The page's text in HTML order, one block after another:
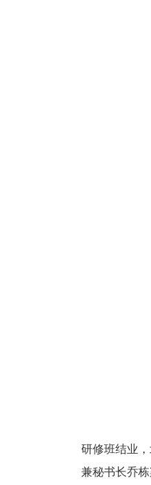
研修班结业
兼秘书长乔